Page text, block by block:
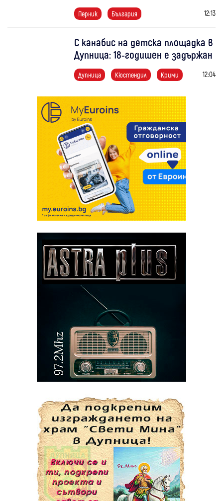
Перник България 12:13
С канабис на детска площадка в
Дупница: 18-годишен е задържан
Дупница Кюстендил Крими 12:04